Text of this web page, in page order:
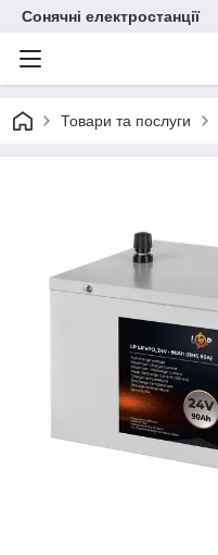
Сонячні електростанції
Товари та послуги